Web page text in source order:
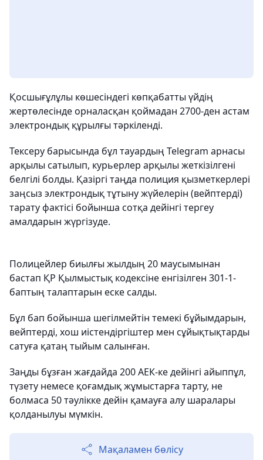
Қосшығұлұлы көшесіндегі көпқабатты үйдің
жертөлесінде орналасқан қоймадан 2700-ден астам
электрондық құрылғы тәркіленді.
Тексеру барысында бұл тауардың Telegram арнасы
арқылы сатылып, курьерлер арқылы жеткізілгені
белгілі болды. Қазіргі таңда полиция қызметкерлері
заңсыз электрондық тұтыну жүйелерін (вейптерді)
тарату фактісі бойынша сотқа дейінгі тергеу
амалдарын жүргізуде.
Полицейлер биылғы жылдың 20 маусымынан
бастап ҚР Қылмыстық кодексіне енгізілген 301-1-
баптың талаптарын еске салды.
Бұл бап бойынша шегілмейтін темекі бұйымдарын,
вейптерді, хош иістендіргіштер мен сұйықтықтарды
сатуға қатаң тыйым салынған.
Заңды бұзған жағдайда 200 АЕК-ке дейінгі айыппұл,
түзету немесе қоғамдық жұмыстарға тарту, не
болмаса 50 тәулікке дейін қамауға алу шаралары
қолданылуы мүмкін.
Мақаламен бөлісу